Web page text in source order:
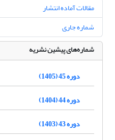
مقالات آماده انتشار
شماره جاری
شماره‌های پیشین نشریه
دوره 45 (1405)
دوره 44 (1404)
دوره 43 (1403)